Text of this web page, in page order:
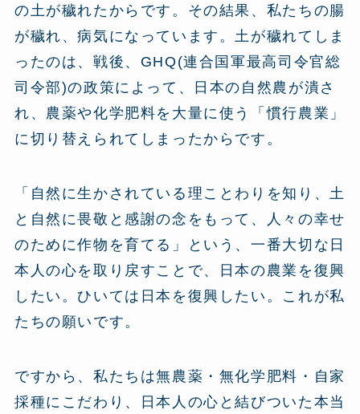
の土が穢れたからです。その結果、私たちの腸
が穢れ、病気になっています。土が穢れてしま
ったのは、戦後、GHQ(連合国軍最高司令官総
司令部)の政策によって、日本の自然農が潰さ
れ、農薬や化学肥料を大量に使う「慣行農業」
に切り替えられてしまったからです。
「自然に生かされている理ことわりを知り、土
と自然に畏敬と感謝の念をもって、人々の幸せ
のために作物を育てる」という、一番大切な日
本人の心を取り戻すことで、日本の農業を復興
したい。ひいては日本を復興したい。これが私
たちの願いです。
ですから、私たちは無農薬・無化学肥料・自家
採種にこだわり、日本人の心と結びついた本当